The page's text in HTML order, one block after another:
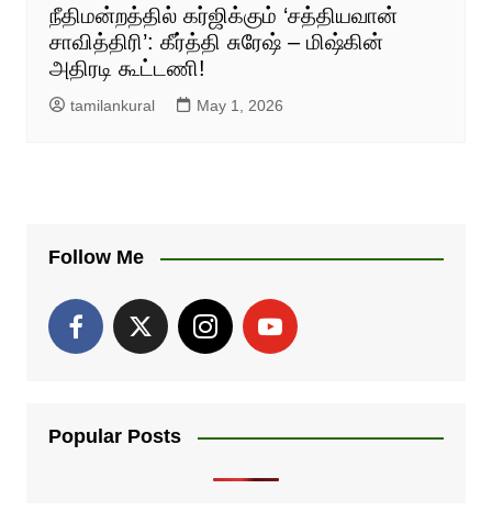
நீதிமன்றத்தில் கர்ஜிக்கும் ‘சத்தியவான்
சாவித்திரி’: கீர்த்தி சுரேஷ் – மிஷ்கின்
அதிரடி கூட்டணி!
tamilankural May 1, 2026
Follow Me
Popular Posts